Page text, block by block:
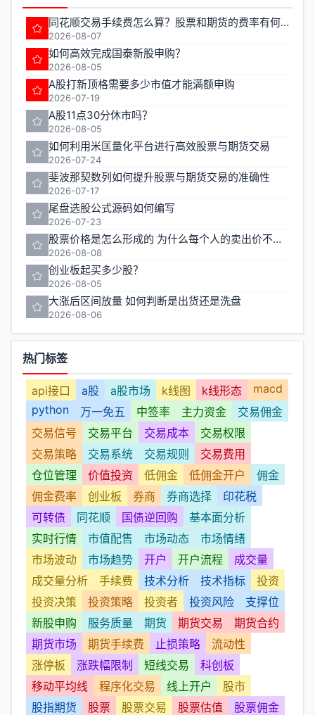
同花顺交易手续费怎么算？股票和期货的费率有何不同？
2026-08-07
如何高效完成国泰新股申购？
2026-08-05
A股打新顶格需要多少市值才能满额申购
2026-07-19
A股11点30分休市吗？
2026-08-05
如何利用米匡量化平台进行高效股票与期货交易
2026-07-24
斐波那契数列如何提升股票与期货交易的准确性
2026-07-17
尾盘选股公式源码如何编写
2026-07-23
股票价格是怎么形成的 为什么每个人的卖出价不一样
2026-08-08
创业板起买多少股？
2026-08-05
大涨后区间放量 如何判断是出货还是洗盘
2026-08-06
热门标签
api接口 a股 a股市场 k线图 k线形态
macd
python
万一免五 中签率 主力资金
交易佣金
交易信号
交易平台 交易成本
交易权限
交易策略
交易系统 交易规则
交易费用
仓位管理
价值投资 低佣金 低佣金开户
佣金
佣金费率
创业板 券商 券商选择
印花税
可转债
同花顺 国债逆回购
基本面分析
实时行情
市值配售 市场动态
市场情绪
市场波动
市场趋势 开户 开户流程
成交量
成交量分析
手续费 技术分析 技术指标
投资
投资决策
投资策略 投资者 投资风险
支撑位
新股申购
服务质量 期货 期货交易
期货合约
期货市场
期货手续费 止损策略
流动性
涨停板
涨跌幅限制 短线交易
科创板
移动平均线
程序化交易 线上开户
股市
股指期货
股票 股票交易 股票估值
股票佣金